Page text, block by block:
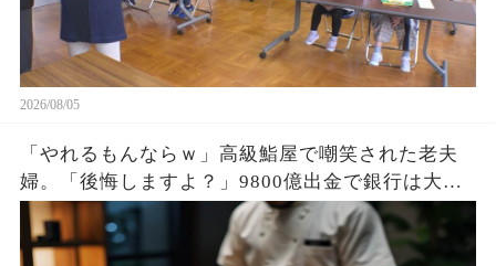
2026/08/05
「やれるもんならｗ」高級鮨屋で嘲笑された老夫
婦。「後悔しますよ？」9800億出金で銀行は大惨
事。